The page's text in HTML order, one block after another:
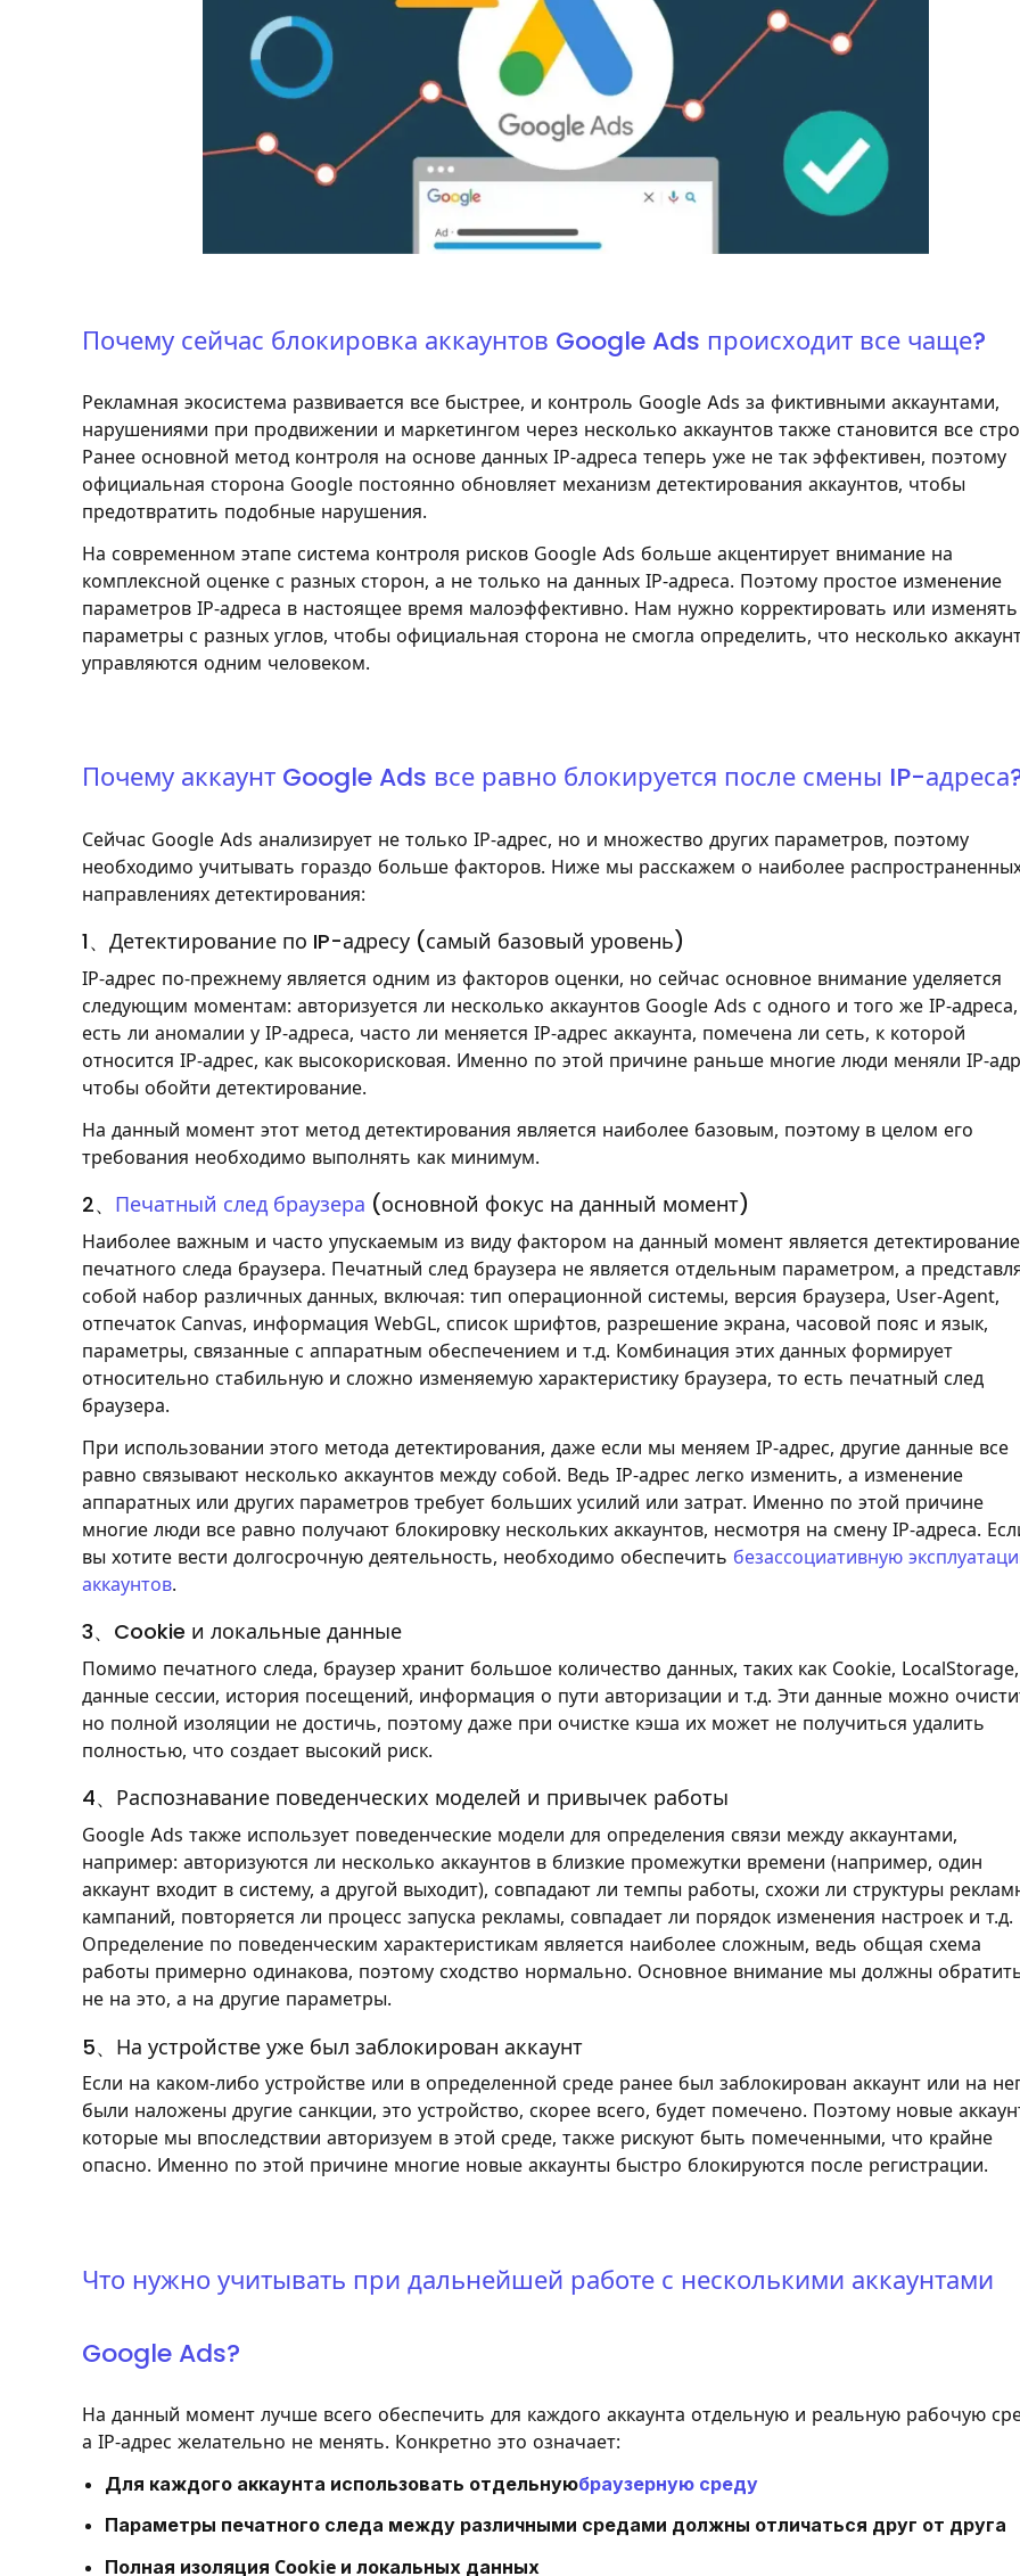
Почему сейчас блокировка аккаунтов Google Ads происходит все чаще?
Рекламная экосистема развивается все быстрее, и контроль Google Ads за фиктивными аккаунтами,
нарушениями при продвижении и маркетингом через несколько аккаунтов также становится все
Ранее основной метод контроля на основе данных IP-адреса теперь уже не так эффективен, поэтому
официальная сторона Google постоянно обновляет механизм детектирования аккаунтов, чтобы
предотвратить подобные нарушения.
На современном этапе система контроля рисков Google Ads больше акцентирует внимание на
комплексной оценке с разных сторон, а не только на данных IP-адреса. Поэтому простое изменение
параметров IP-адреса в настоящее время малоэффективно. Нам нужно корректировать или изменять
параметры с разных углов, чтобы официальная сторона не смогла определить, что несколько
управляются одним человеком.
Почему аккаунт Google Ads все равно блокируется после смены IP-
Сейчас Google Ads анализирует не только IP-адрес, но и множество других параметров, поэтому
необходимо учитывать гораздо больше факторов. Ниже мы расскажем о наиболее
направлениях детектирования:
1、Детектирование по IP-адресу (самый базовый уровень)
IP-адрес по-прежнему является одним из факторов оценки, но сейчас основное внимание уделяется
следующим моментам: авторизуется ли несколько аккаунтов Google Ads с одного и того же IP-адреса,
есть ли аномалии у IP-адреса, часто ли меняется IP-адрес аккаунта, помечена ли сеть, к которой
относится IP-адрес, как высокорисковая. Именно по этой причине раньше многие люди меняли IP-
чтобы обойти детектирование.
На данный момент этот метод детектирования является наиболее базовым, поэтому в целом его
требования необходимо выполнять как минимум.
2、 Печатный след браузера (основной фокус на данный момент)
Наиболее важным и часто упускаемым из виду фактором на данный момент является детектирование
печатного следа браузера. Печатный след браузера не является отдельным параметром, а
собой набор различных данных, включая: тип операционной системы, версия браузера, User-Agent,
отпечаток Canvas, информация WebGL, список шрифтов, разрешение экрана, часовой пояс и язык,
параметры, связанные с аппаратным обеспечением и т.д. Комбинация этих данных формирует
относительно стабильную и сложно изменяемую характеристику браузера, то есть печатный след
браузера.
При использовании этого метода детектирования, даже если мы меняем IP-адрес, другие данные все
равно связывают несколько аккаунтов между собой. Ведь IP-адрес легко изменить, а изменение
аппаратных или других параметров требует больших усилий или затрат. Именно по этой причине
многие люди все равно получают блокировку нескольких аккаунтов, несмотря на смену IP-адреса.
вы хотите вести долгосрочную деятельность, необходимо обеспечить безассоциативную
аккаунтов.
3、Cookie и локальные данные
Помимо печатного следа, браузер хранит большое количество данных, таких как Cookie, LocalStorage,
данные сессии, история посещений, информация о пути авторизации и т.д. Эти данные можно
но полной изоляции не достичь, поэтому даже при очистке кэша их может не получиться удалить
полностью, что создает высокий риск.
4、Распознавание поведенческих моделей и привычек работы
Google Ads также использует поведенческие модели для определения связи между аккаунтами,
например: авторизуются ли несколько аккаунтов в близкие промежутки времени (например, один
аккаунт входит в систему, а другой выходит), совпадают ли темпы работы, схожи ли структуры
кампаний, повторяется ли процесс запуска рекламы, совпадает ли порядок изменения настроек и т.д.
Определение по поведенческим характеристикам является наиболее сложным, ведь общая схема
работы примерно одинакова, поэтому сходство нормально. Основное внимание мы должны
не на это, а на другие параметры.
5、На устройстве уже был заблокирован аккаунт
Если на каком-либо устройстве или в определенной среде ранее был заблокирован аккаунт или на
были наложены другие санкции, это устройство, скорее всего, будет помечено. Поэтому новые
которые мы впоследствии авторизуем в этой среде, также рискуют быть помеченными, что крайне
опасно. Именно по этой причине многие новые аккаунты быстро блокируются после регистрации.
Что нужно учитывать при дальнейшей работе с несколькими аккаунтами
Google Ads?
На данный момент лучше всего обеспечить для каждого аккаунта отдельную и реальную рабочую
а IP-адрес желательно не менять. Конкретно это означает:
Для каждого аккаунта использовать отдельнуюбраузерную среду
Параметры печатного следа между различными средами должны отличаться друг от друга
Полная изоляция Cookie и локальных данных